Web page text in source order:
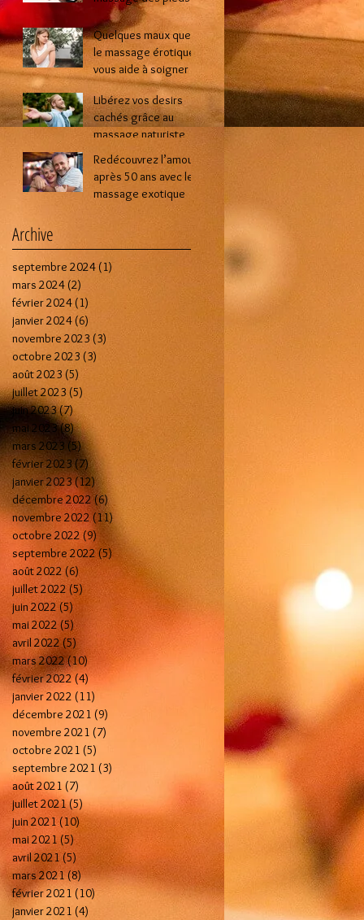
lors d’une séance de
massage intime ?
Quelques maux que
le massage érotique
vous aide à soigner
Libérez vos desirs
cachés grâce au
massage naturiste
Redécouvrez l’amour
après 50 ans avec le
massage exotique
Archive
septembre 2024 (1)
mars 2024 (2)
février 2024 (1)
janvier 2024(6)
novembre 2023 (3)
octobre 2023 (3) 3 posts
août 2023 (5) 5 posts
juillet 2023 (5)
juin 2023(7)7 posts
mai 2023(8)8 posts
mars 2023 (5)5 posts
février 2023 (7)7 posts
janvier 2023(12)12 posts
décembre 2022(6)6 posts
novembre 2022(11)11 posts
octobre 2022 (9) 9 posts
septembre 2022 (5) 5 posts
août 2022 (6)6 posts
juillet 2022(5)5 posts
juin 2022 (5) 5 posts
mai 2022 (5)5 posts
avril 2022 (5)5 posts
mars 2022(10) 10 posts
février 2022(4)4 posts
janvier 2022 (11)
décembre 2021 (9)
novembre 2021 (7)
octobre 2021 (5)
septembre 2021 (3)
août 2021 (7)
juillet 2021(5)5 posts
juin 2021(10)10 posts
mai 2021 (5) 5 posts
avril 2021 (5) 5 posts
mars 2021(8)8 posts
février 2021 (10) 10 posts
janvier 2021 (4)